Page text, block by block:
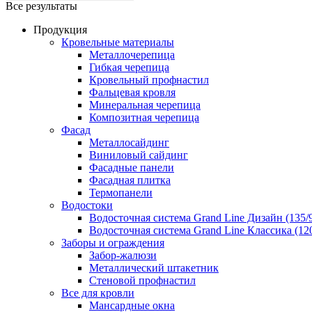
Все результаты
Продукция
Кровельные материалы
Металлочерепица
Гибкая черепица
Кровельный профнастил
Фальцевая кровля
Минеральная черепица
Композитная черепица
Фасад
Металлосайдинг
Виниловый сайдинг
Фасадные панели
Фасадная плитка
Термопанели
Водостоки
Водосточная система Grand Line Дизайн (135/
Водосточная система Grand Line Классика
Заборы и ограждения
Забор-жалюзи
Металлический штакетник
Стеновой профнастил
Все для кровли
Мансардные окна